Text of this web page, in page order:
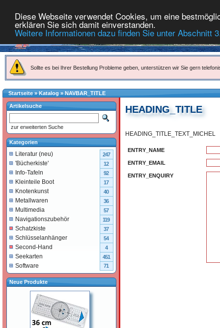
Diese Webseite verwendet Cookies, um eine
erklären Sie sich damit einverstanden.
Weitere Informationen dazu finden Sie unter Abschnitt
Sollte es bei Ihrer Bestellung Probleme geben, unterstützen wir Sie gern
Startseite»Katalog » NAVBAR_TITLE
HEADING_TITLE
HEADING_TITLE_TEXT_MICHEL
ENTRY_NAME
ENTRY_EMAIL
ENTRY_ENQUIRY
Artikelsuche
zur erweiterten Suche
Kategorien
Literatur (neu) 247
'Bücherkiste' 12
Info-Tafeln 92
Kleinteile Boot 17
Knotenkunst 40
Metallwaren 36
Multimedia 57
Navigationszubehör 119
Schatzkiste 37
Schlüsselanhänger 54
Second-Hand 4
Seekarten 451
Software 71
Neue Produkte